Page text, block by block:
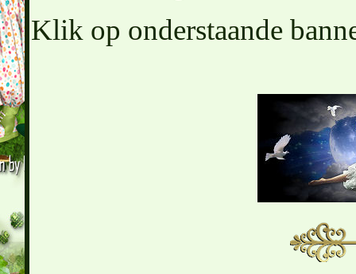
Klik op onderstaande